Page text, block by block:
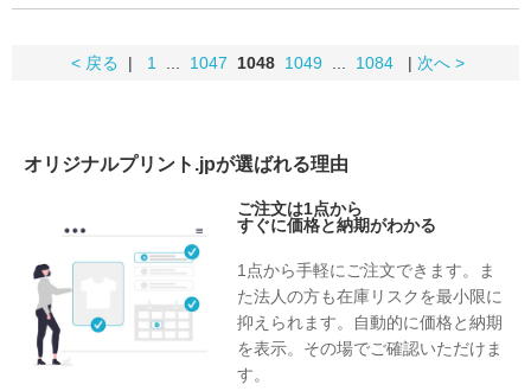
< 戻る | 1 1047 1048 1049 1084 | 次へ >
オリジナルプリント.jpが選ばれる理由
ご注文は1点から
すぐに価格と納期がわかる
1点から手軽にご注文できます。ま
た法人の方も在庫リスクを最小限に
抑えられます。自動的に価格と納期
を表示。その場でご確認いただけま
す。